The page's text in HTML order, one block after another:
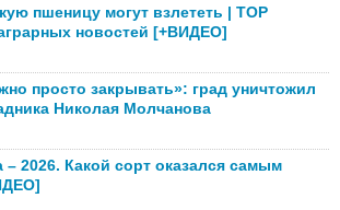
пшеницу могут взлететь | TOP
новостей [+ВИДЕО]
просто закрывать»: град уничтожил
Николая Молчанова
2026. Какой сорт оказался самым